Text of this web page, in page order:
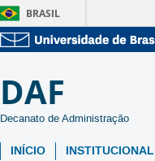
BRASIL
DAF
Decanato de Administração
INÍCIO INSTITUCIONAL